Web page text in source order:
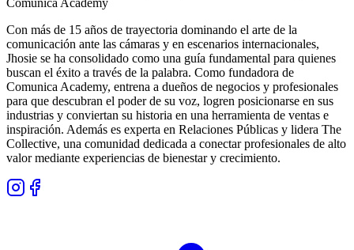
Comunica Academy
Con más de 15 años de trayectoria dominando el arte de la
comunicación ante las cámaras y en escenarios internacionales,
Jhosie se ha consolidado como una guía fundamental para quienes
buscan el éxito a través de la palabra. Como fundadora de
Comunica Academy, entrena a dueños de negocios y profesionales
para que descubran el poder de su voz, logren posicionarse en sus
industrias y conviertan su historia en una herramienta de ventas e
inspiración. Además es experta en Relaciones Públicas y lidera The
Collective, una comunidad dedicada a conectar profesionales de alto
valor mediante experiencias de bienestar y crecimiento.